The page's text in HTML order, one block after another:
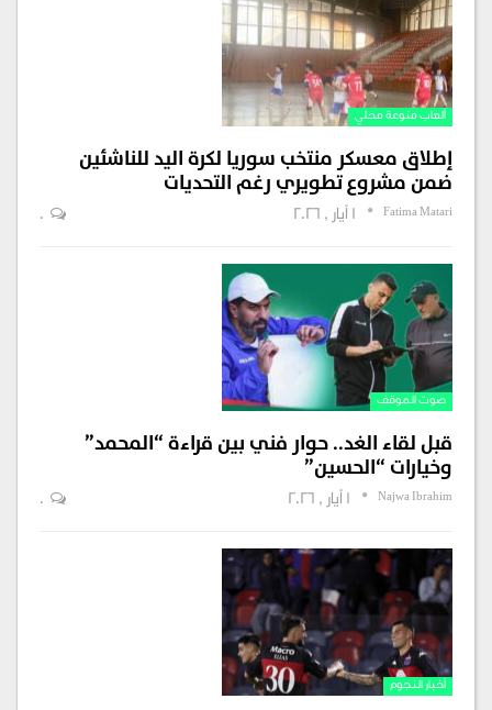
ألعاب منوعة محلي
إطلاق معسكر منتخب سوريا لكرة اليد للناشئين
ضمن مشروع تطويري رغم التحديات
Fatima Matari
0
صوت الموقف
قبل لقاء الغد.. حوار فني بين قراءة “المحمد”
وخيارات “الحسين”
Najwa Ibrahim
0
أخبار النجوم